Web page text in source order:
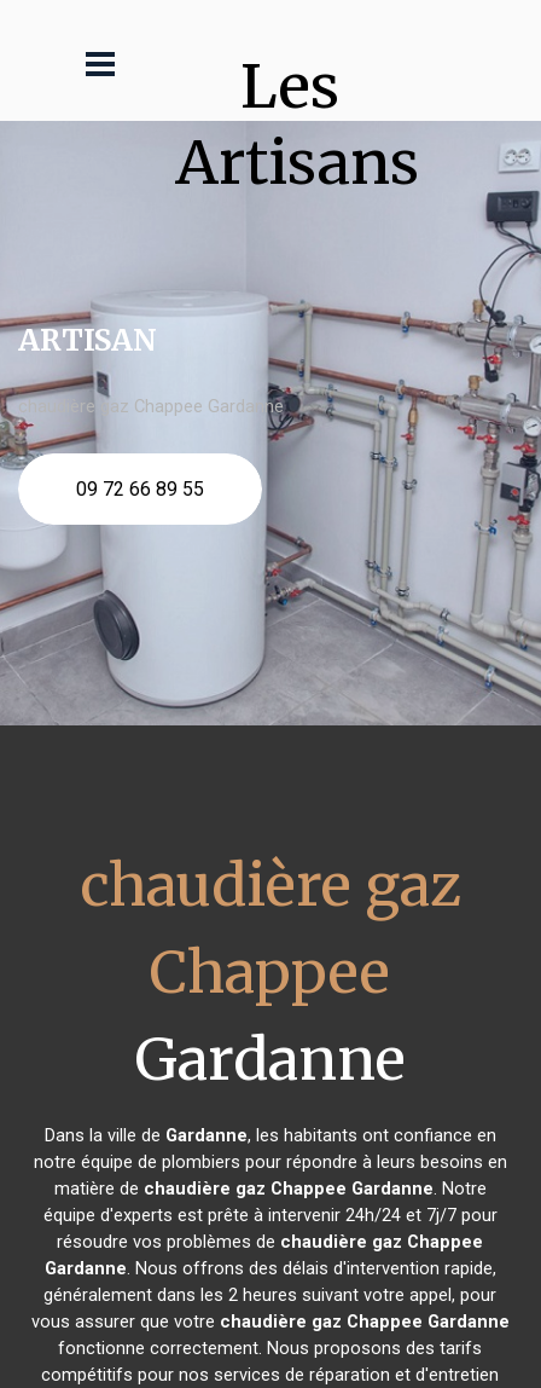
Les
Artisans
ARTISAN
chaudière gaz Chappee Gardanne
09 72 66 89 55
chaudière gaz
Chappee
Gardanne
Dans la ville de Gardanne, les habitants ont confiance en
notre équipe de plombiers pour répondre à leurs besoins en
matière de chaudière gaz Chappee Gardanne. Notre
équipe d'experts est prête à intervenir 24h/24 et 7j/7 pour
résoudre vos problèmes de chaudière gaz Chappee
Gardanne. Nous offrons des délais d'intervention rapide,
généralement dans les 2 heures suivant votre appel, pour
vous assurer que votre chaudière gaz Chappee Gardanne
fonctionne correctement. Nous proposons des tarifs
compétitifs pour nos services de réparation et d'entretien